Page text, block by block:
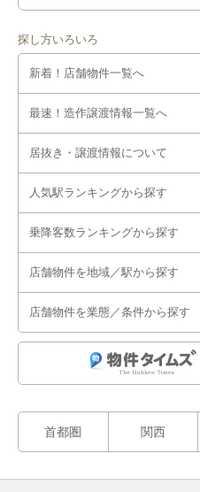
探し方いろいろ
新着！店舗物件一覧へ
最速！造作譲渡情報一覧へ
居抜き・譲渡情報について
人気駅ランキングから探す
乗降客数ランキングから探す
店舗物件を地域／駅から探す
店舗物件を業態／条件から探す
首都圏 関西